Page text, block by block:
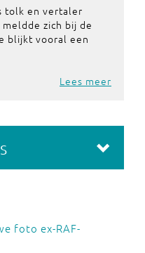
tolk en vertaler
meldde zich bij de
blijkt vooral een
Lees meer
foto ex-RAF-